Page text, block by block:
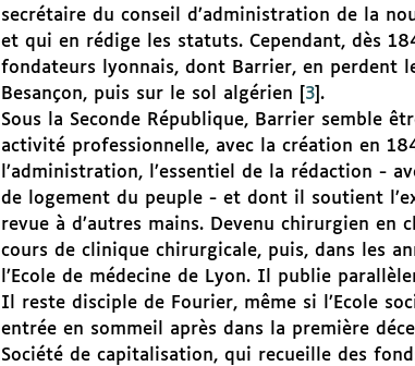
secrétaire du conseil d’administration de la
et qui en rédige les statuts. Cependant, dès
fondateurs lyonnais, dont Barrier, en perdent
Besançon, puis sur le sol algérien
3] .
Sous la Seconde République, Barrier semble
activité professionnelle, avec la création en
l’administration, l’essentiel de la rédaction -
de logement du peuple - et dont il soutient
revue à d’autres mains. Devenu chirurgien en
cours de clinique chirurgicale, puis, dans les
l’Ecole de médecine de Lyon. Il publie
Il reste disciple de Fourier, même si l’Ecole
entrée en sommeil après dans la première
Société de capitalisation, qui recueille des